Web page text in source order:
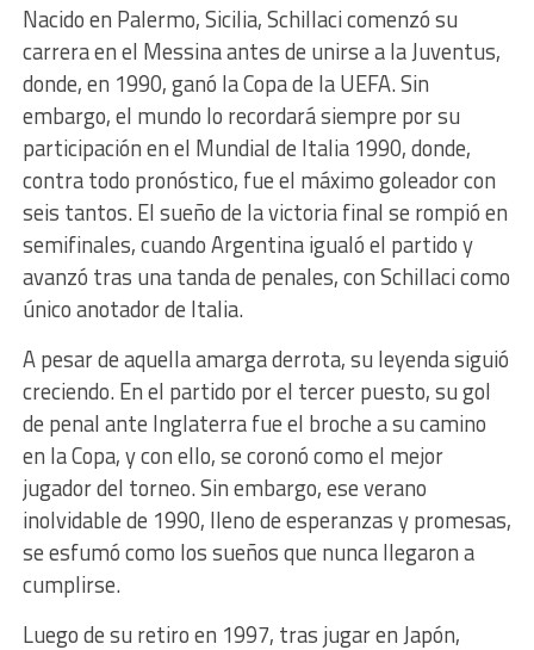
Nacido en Palermo, Sicilia, Schillaci comenzó su
carrera en el Messina antes de unirse a la Juventus,
donde, en 1990, ganó la Copa de la UEFA. Sin
embargo, el mundo lo recordará siempre por su
participación en el Mundial de Italia 1990, donde,
contra todo pronóstico, fue el máximo goleador con
seis tantos. El sueño de la victoria final se rompió en
semifinales, cuando Argentina igualó el partido y
avanzó tras una tanda de penales, con Schillaci como
único anotador de Italia.
A pesar de aquella amarga derrota, su leyenda siguió
creciendo. En el partido por el tercer puesto, su gol
de penal ante Inglaterra fue el broche a su camino
en la Copa, y con ello, se coronó como el mejor
jugador del torneo. Sin embargo, ese verano
inolvidable de 1990, lleno de esperanzas y promesas,
se esfumó como los sueños que nunca llegaron a
cumplirse.
Luego de su retiro en 1997, tras jugar en Japón,